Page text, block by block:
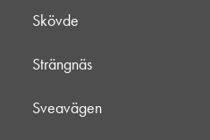
Skövde
Strängnäs
Sveavägen